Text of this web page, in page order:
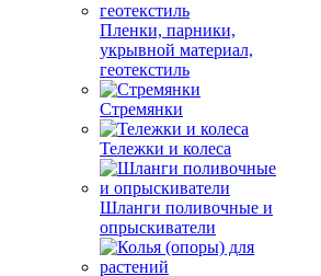
Пленки, парники,
укрывной материал,
геотекстиль
Стремянки
Тележки и колеса
Шланги поливочные и
опрыскиватели